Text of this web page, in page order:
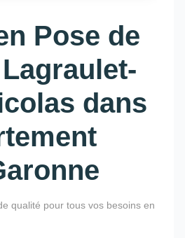
Pose de
dans
qualité pour tous vos besoins en